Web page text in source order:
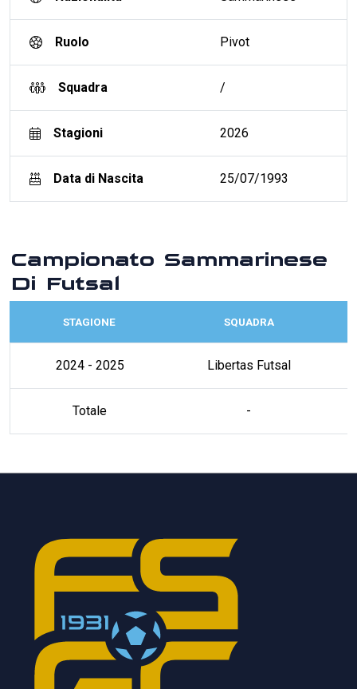
Ruolo Pivot
Squadra /
Stagioni 2026
Data di Nascita 25/07/1993
Campionato Sammarinese
Di Futsal
STAGIONE SQUADRA
2024 - 2025 Libertas Futsal
Totale -